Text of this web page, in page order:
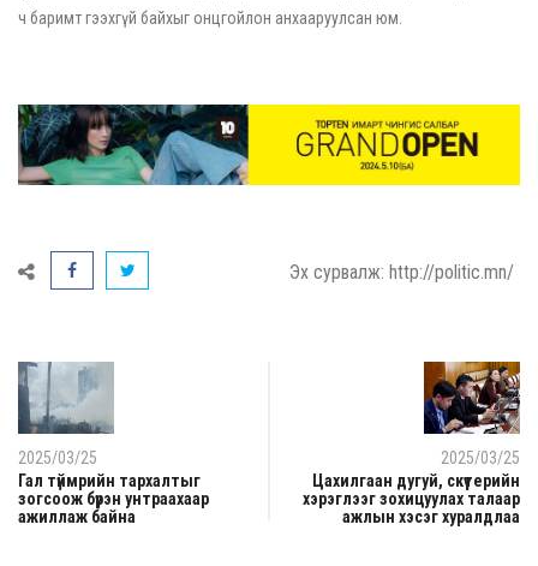
ч баримт гээхгүй байхыг онцгойлон анхааруулсан юм.
Эх сурвалж: http://politic.mn/
2025/03/25
Гал түймрийн тархалтыг
зогсоож бүрэн унтраахаар
ажиллаж байна
2025/03/25
Цахилгаан дугуй, скүүтерийн
хэрэглээг зохицуулах талаар
ажлын хэсэг хуралдлаа